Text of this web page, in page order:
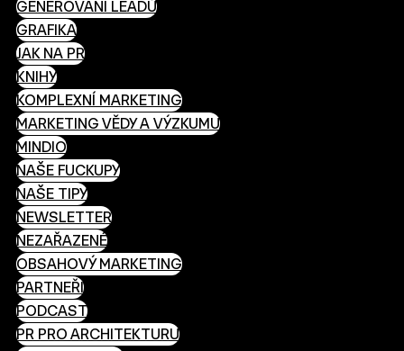
GENEROVÁNÍ LEADŮ
GRAFIKA
JAK NA PR
KNIHY
KOMPLEXNÍ MARKETING
MARKETING VĚDY A VÝZKUMU
MINDIO
NAŠE FUCKUPY
NAŠE TIPY
NEWSLETTER
NEZAŘAZENÉ
OBSAHOVÝ MARKETING
PARTNEŘI
PODCAST
PR PRO ARCHITEKTURU